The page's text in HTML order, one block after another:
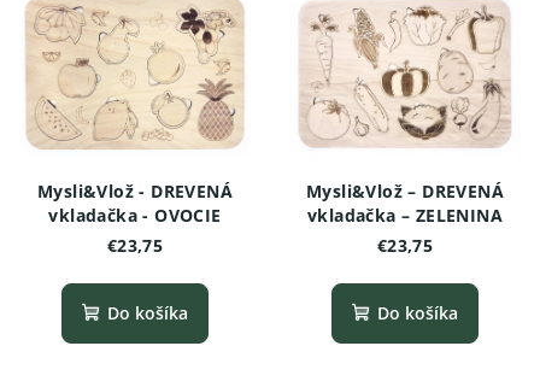
Mysli&Vlož - DREVENÁ
vkladačka - OVOCIE
€23,75
Do košíka
Mysli&Vlož – DREVENÁ
vkladačka – ZELENINA
€23,75
Do košíka